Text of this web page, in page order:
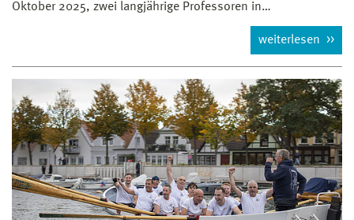
Oktober 2025, zwei langjährige Professoren in…
weiterlesen